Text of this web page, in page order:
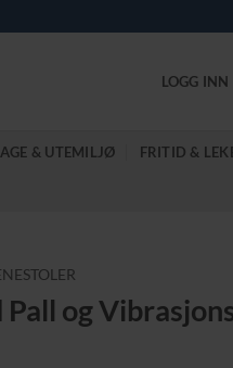
LOGG INN
& UTEMILJØ FRITID &
og